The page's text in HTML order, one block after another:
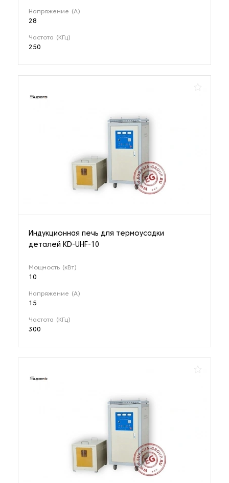
Напряжение (А)
28
Частота (КГц)
250
Индукционная печь для термоусадки
деталей KD-UHF-10
Мощность (кВт)
10
Напряжение (А)
15
Частота (КГц)
300